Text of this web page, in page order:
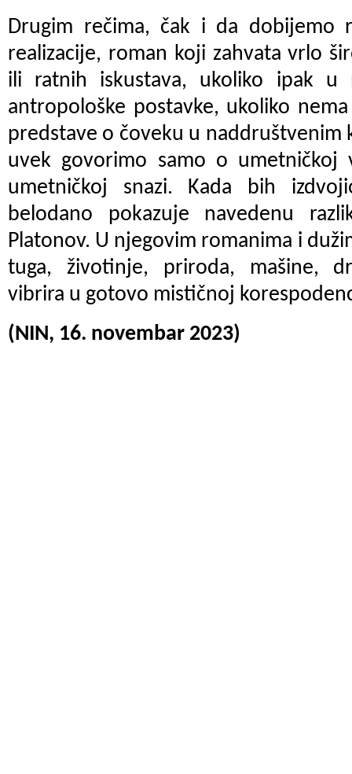
Drugim rečima, čak i da dobijemo
realizacije, roman koji zahvata vrlo
ili ratnih iskustava, ukoliko ipak u
antropološke postavke, ukoliko
predstave o čoveku u naddruštvenim
uvek govorimo samo o umetničkoj
umetničkoj snazi. Kada bih
belodano pokazuje navedenu
Platonov. U njegovim romanima i
tuga, životinje, priroda, mašine,
vibrira u gotovo mističnoj
(NIN, 16. novembar 2023)